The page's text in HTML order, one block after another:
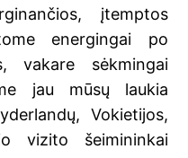
įtemptos
energingai po
vakare sėkmingai
jau mūsų laukia
Vokietijos,
vizito šeimininkai